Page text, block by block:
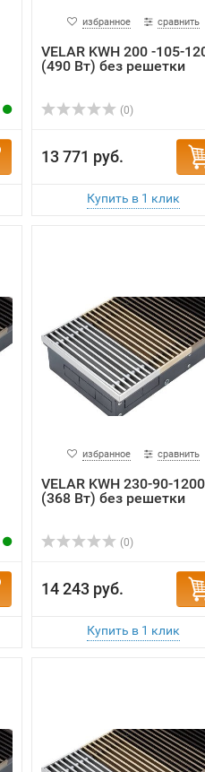
избранное сравнить
VELAR KWH 200 -105-
(490 Вт) без решетки
(0)
13 771 руб.
избранное сравнить
VELAR KWH 230-90-1200
(368 Вт) без решетки
(0)
14 243 руб.